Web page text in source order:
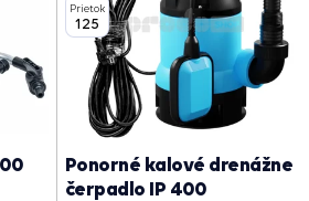
Prietok
125
Ponorné kalové drenážne
čerpadlo IP 400